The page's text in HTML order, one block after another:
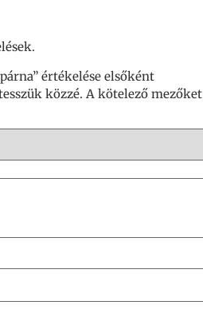
értékelése elsőként
közzé. A kötelező mezőket